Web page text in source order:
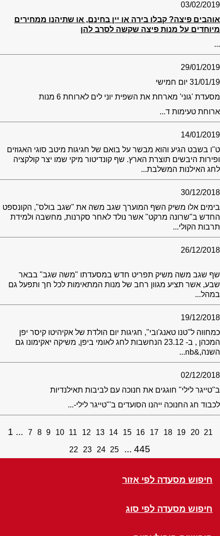
03/02/2019
אוהבים פיצה? קבלו בירה או יין בחינם, או שתיהנו ממחירים
מיוחדים על מנות פיצה שקשה לסרב להן
...
29/01/2019
31/01/19 יום חמישי
מסעדת 'גוני' מארחת את השפית יוני לים לארוחת 6 מנות
ארוחת טעימות ד...
14/01/2019
ט"ו בשבט הגיע והוא מבשר על בואם של חגיגות מיטב סוגי האגוזים
ופירות היבשים תוצרת הארץ. שף קונדיטור מיקי שמו יצר קולקציה
לחג האילנות המשלבת...
30/12/2018
בימים אלו משיק השף המוערך שגב משה את "שגב בולס", הקונספט
החדש ב"שרונה מרקט" אשר נולד לאחר סקרנות, מחשבה ולמידת
תרבות הקולי...
26/12/2018
שף שגב משה משיק תפריט חדש במסעדתו "משה שגב" בבאר
שבע, אשר תציע מגוון רחב של מנות המתאימות לכל חך ותפעל גם
במהל...
19/12/2018
כמחווה ל"טנו טאנג'ובי", חגיגות יום הולדת של אקיהיטו קיסר יפן
המכהן , ב- 23.12 הנחשבות לחג לאומי ביפן, משיקה יאקימונו גם
השנה,&nb...
02/12/2018
ב"טייגר לילי" חוגגים את חנוכה עם לביבות תאילנדיות
לכבוד חג החנוכה ייהנו הסועדים ב'"טייגר לילי-...
1 7 8 9 10 11 12 13 14 15 16 17 18 19 20 21
22 23 24 25 445
חיפוש מסעדה לפי אזור
חיפוש מסעדה לפי סוג